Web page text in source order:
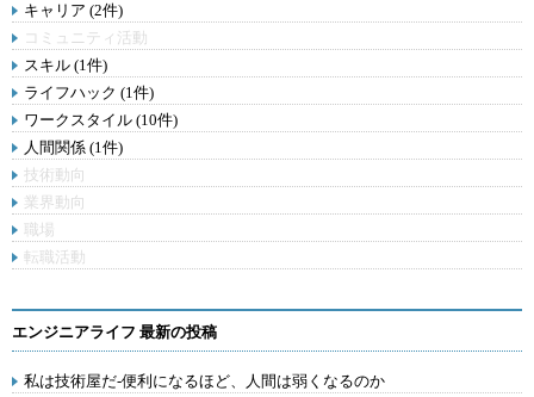
キャリア (2件)
コミュニティ活動
スキル (1件)
ライフハック (1件)
ワークスタイル (10件)
人間関係 (1件)
技術動向
業界動向
職場
転職活動
エンジニアライフ 最新の投稿
私は技術屋だ-便利になるほど、人間は弱くなるのか